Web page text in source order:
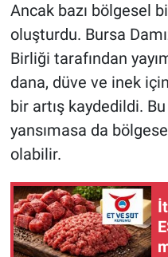
Ancak bazı bölgesel
oluşturdu. Bursa
Birliği tarafından
dana, düve ve inek
bir artış kaydedildi.
yansımasa da
olabilir.